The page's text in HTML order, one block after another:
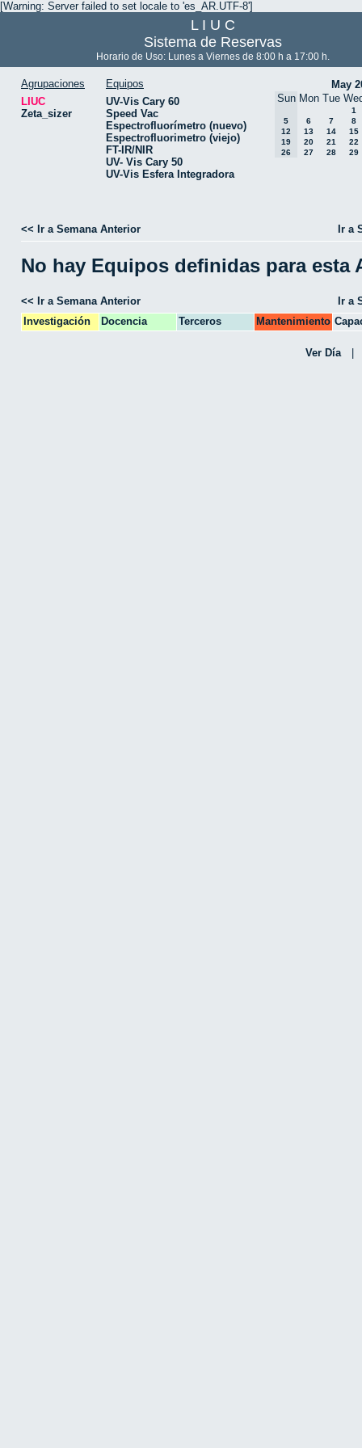
[Warning: Server failed to set locale to 'es_AR.UTF-8']
L I U C
Sistema de Reservas
Horario de Uso: Lunes a Viernes de 8:00 h a 17:00 h.
Agrupaciones
LIUC
Zeta_sizer
Equipos
UV-Vis Cary 60
Speed Vac
Espectrofluorímetro (nuevo)
Espectrofluorimetro (viejo)
FT-IR/NIR
UV- Vis Cary 50
UV-Vis Esfera Integradora
May
Sun Mon Tue
1
5
6 7
8
12
13 14
15
19
20 21
22
26
27 28 29
<< Ir a Semana Anterior Ir a
No hay Equipos definidas para esta
<< Ir a Semana Anterior
Ir a
Investigación
Docencia Terceros Mantenimiento
CPA
Ver Día